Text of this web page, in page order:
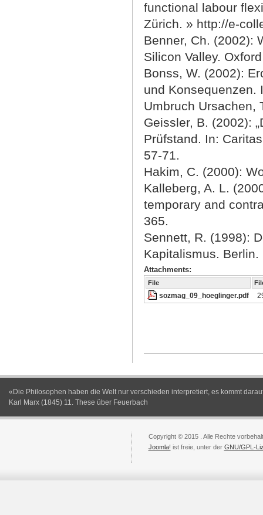
functional labour
Zürich. » http://e-
Benner, Ch. (2002):
Silicon Valley.
Bonss, W. (2002):
und Konsequenzen.
Umbruch Ursachen,
Geissler, B. (2002):
Prüfstand. In:
57-71.
Hakim, C. (2000):
Kalleberg, A. L.
temporary and
365.
Sennett, R. (1998):
Kapitalismus. Berlin.
Attachments:
File
sozmag_09_hoeglinger.pdf
«Die Philosophen haben die Welt nur verschieden interpretiert, es kommt
Karl Marx (1845) 11. These über Feuerbach
Copyright © 2015 . Alle Rechte
Joomla! ist freie, unter der GNU/GPL-